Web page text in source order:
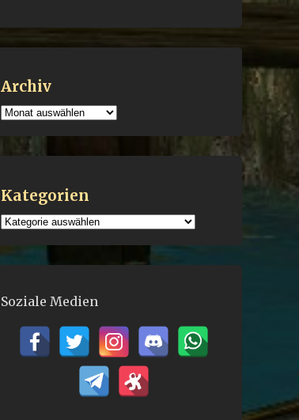
Archiv
Archiv
Kategorien
Kategorien
Soziale Medien